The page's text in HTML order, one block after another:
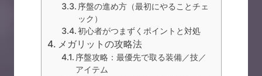
序盤の進め方（最初にやることチェ
ック）
初心者がつまずくポイントと対処
メガリットの攻略法
序盤攻略：最優先で取る装備／技／
アイテム